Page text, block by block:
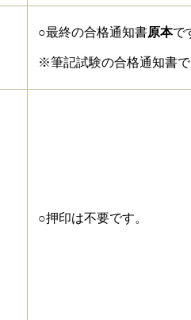
○最終の合格通知書原本で
※筆記試験の合格通知書で
○押印は不要です。